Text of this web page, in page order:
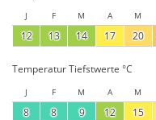
J F M A M
12 13 14 17 20
Temperatur Tiefstwerte °C
J F M A M
8 8 9 12 15